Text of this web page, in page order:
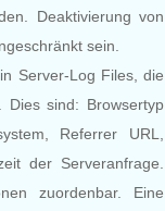
Deaktivierung von
sein.
Server-Log Files, die
Dies sind: Browsertyp
Referrer URL,
der Serveranfrage.
zuordenbar. Eine